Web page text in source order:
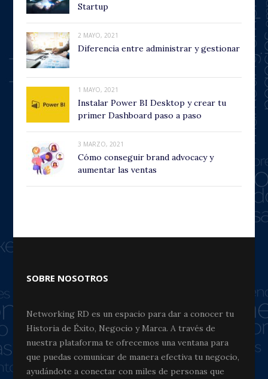
Startup
2 MAYO, 2021
Diferencia entre administrar y gestionar
1 MAYO, 2021
Instalar Power BI Desktop y crear tu
primer Dashboard paso a paso
3 MARZO, 2021
Cómo conseguir brand advocacy y
aumentar las ventas
SOBRE NOSOTROS
Networking RD es un espacio para dar a conocer tu
Historia de Éxito, Negocio y Marca. A través de
nuestra plataforma te ofrecemos una ventana para
que puedas comunicar de manera efectiva tu negocio,
ayudándote a conectar con miles de personas que